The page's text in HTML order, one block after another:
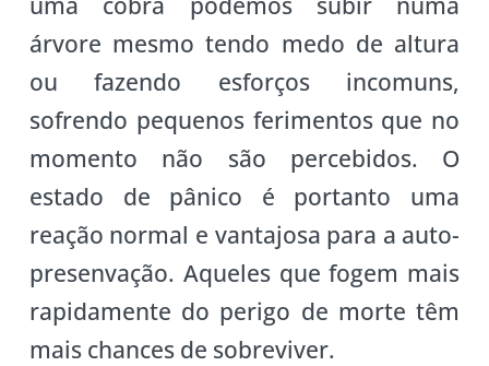
árvore mesmo tendo medo de altura
ou fazendo esforços incomuns,
sofrendo pequenos ferimentos que no
momento não são percebidos. O
estado de pânico é portanto uma
reação normal e vantajosa para a auto-
presenvação. Aqueles que fogem mais
rapidamente do perigo de morte têm
mais chances de sobreviver.